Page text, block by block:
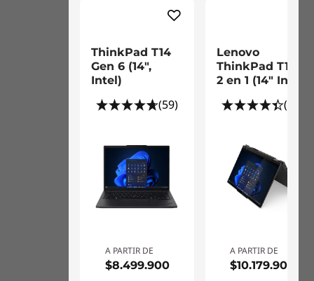
ThinkPad T14
Gen 6 (14",
Intel)
(59)
A PARTIR DE
$8.499.900
Lenovo
ThinkPad T14s
2 en 1 (14" Intel)
(25)
A PARTIR DE
$10.179.900